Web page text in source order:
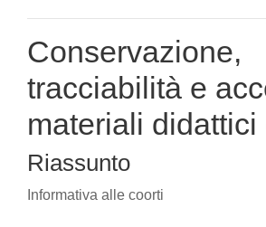
Conservazione,
tracciabilità e
materiali didattici
Riassunto
Informativa alle coorti